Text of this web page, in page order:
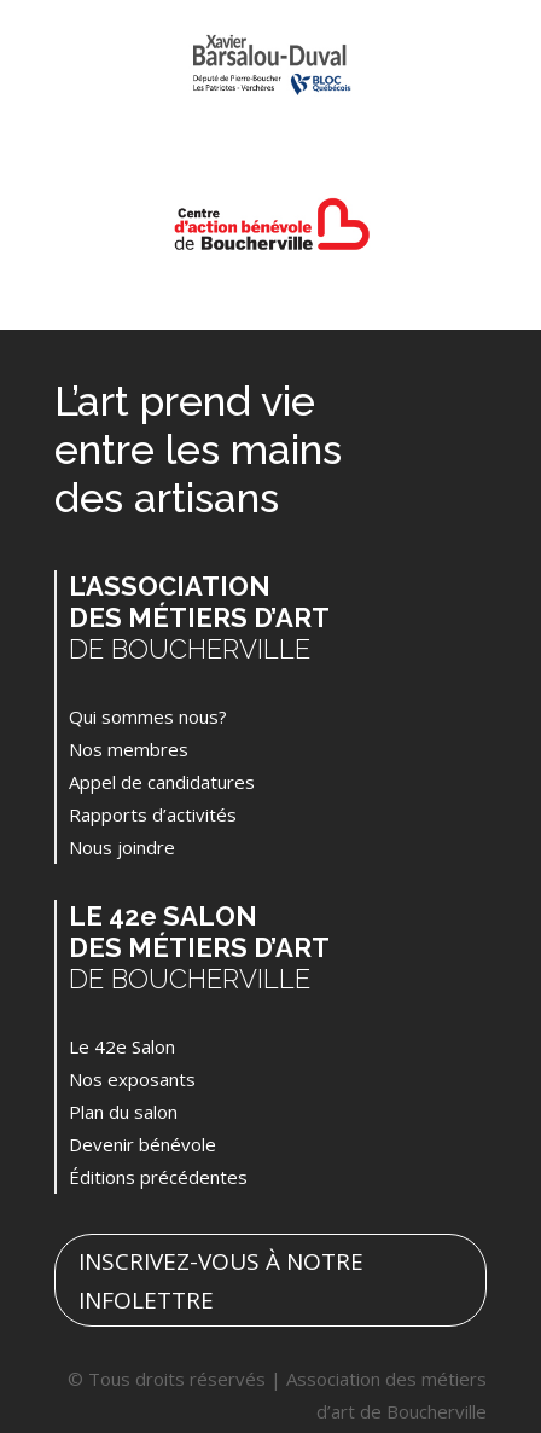
L’art prend vie
entre les mains
des artisans
L’ASSOCIATION
DES MÉTIERS D’ART
DE BOUCHERVILLE
Qui sommes nous?
Nos membres
Appel de candidatures
Rapports d’activités
Nous joindre
LE 42e SALON
DES MÉTIERS D’ART
DE BOUCHERVILLE
Le 42e Salon
Nos exposants
Plan du salon
Devenir bénévole
Éditions précédentes
INSCRIVEZ-VOUS À NOTRE
INFOLETTRE
© Tous droits réservés | Association des métiers
d’art de Boucherville